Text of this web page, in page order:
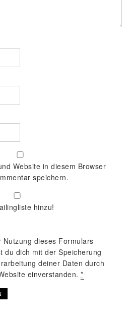
Website in diesem Browser
speichern.
hinzu!
Nutzung dieses Formulars
du dich mit der Speicherung
deiner Daten durch
einverstanden.*